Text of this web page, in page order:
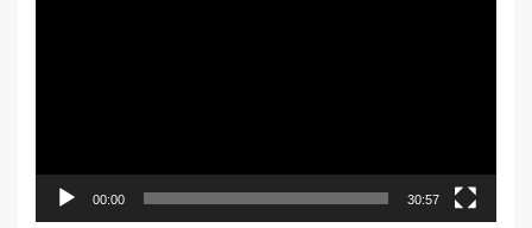
00:00 30:57